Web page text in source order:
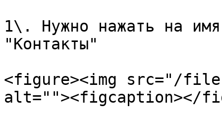
1\. Нужно нажать на
"Контакты"
<figure><img src="/files/
alt=""><figcaption></